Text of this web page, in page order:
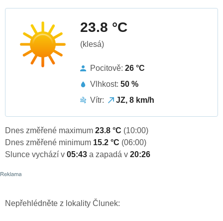
23.8 °C
(klesá)
Pocitově: 26 °C
Vlhkost: 50 %
Vítr:
JZ, 8 km/h
Dnes změřené maximum 23.8 °C (10:00)
Dnes změřené minimum 15.2 °C (06:00)
Slunce vychází v 05:43 a zapadá v 20:26
Nepřehlédněte z lokality Člunek: